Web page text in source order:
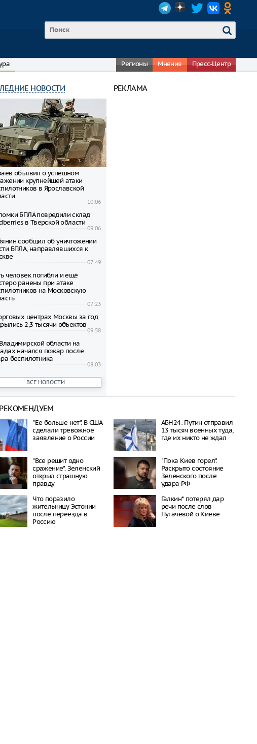
Регионы Мнения Пресс-Центр
НОВОСТИ
объявил о успешном
крупнейшей атаки
в Ярославской
10:06
БПЛА повредили склад
в Тверской области
09:06
сообщил об уничтожении
БПЛА, направлявшихся к
07:49
человек погибли и ещё
ранены при атаке
на Московскую
07:23
центрах Москвы за год
2,3 тысячи объектов
09:58
области на
начался пожар после
беспилотника
08:03
погибших после взрыва в
Balzi Rossi в Москве
11:31
Москвы требуют
штрафов за нарушения
11:19
неизвестный несколько раз
в разработчика дронов
области сгорел город,
для съемок
битвы»
после атаки БПЛА
склад Wildberries
ВСЕ НОВОСТИ
РЕКЛАМА
"Ее больше нет". В США
сделали тревожное
заявление о России
АБН24: Путин отправил
13 тысяч военных туда,
где их никто не ждал
"Все решит одно
сражение". Зеленский
открыл страшную
правду
"Пока Киев горел".
Раскрыто состояние
Зеленского после
удара РФ
Что поразило
жительницу Эстонии
после переезда в
Россию
Галкин* потерял дар
речи после слов
Пугачевой о Киеве